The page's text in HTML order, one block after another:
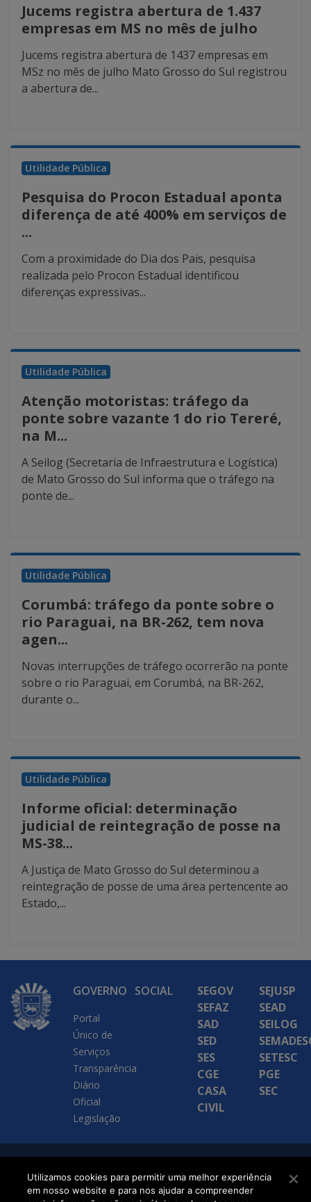
Jucems registra abertura de 1.437
empresas em MS no mês de julho
Jucems registra abertura de 1437 empresas em
MSz no mês de julho Mato Grosso do Sul registrou
a abertura de...
Utilidade Pública
Pesquisa do Procon Estadual aponta
diferença de até 400% em serviços de
...
Com a proximidade do Dia dos Pais, pesquisa
realizada pelo Procon Estadual identificou
diferenças expressivas...
Utilidade Pública
Atenção motoristas: tráfego da
ponte sobre vazante 1 do rio Tereré,
na M...
A Seilog (Secretaria de Infraestrutura e Logística)
de Mato Grosso do Sul informa que o tráfego na
ponte de...
Utilidade Pública
Corumbá: tráfego da ponte sobre o
rio Paraguai, na BR-262, tem nova
agen...
Novas interrupções de tráfego ocorrerão na ponte
sobre o rio Paraguai, em Corumbá, na BR-262,
durante o...
Utilidade Pública
Informe oficial: determinação
judicial de reintegração de posse na
MS-38...
A Justiça de Mato Grosso do Sul determinou a
reintegração de posse de uma área pertencente ao
Estado,...
GOVERNO
Portal
Único de
Serviços
Transparência
Diário
Oficial
Legislação
SOCIAL
SEGOV
SEFAZ
SAD
SED
SES
CGE
CASA
CIVIL
SEJUSP
SEAD
SEILOG
SETESC
PGE
SEC
SETDIG | Secretaria-
Executiva de
Utilizamos cookies para permitir uma melhor experiência
em nosso website e para nos ajudar a compreender